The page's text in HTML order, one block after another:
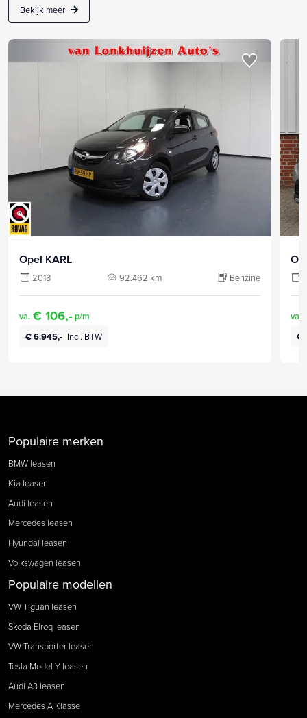
Bekijk meer
Opel KARL
2018 92.462 km Benzine
va. € 106,- p/m
€ 6.945,- Incl. BTW
va.
€
Populaire merken
BMW leasen
Kia leasen
Audi leasen
Mercedes leasen
Hyundai leasen
Volkswagen leasen
Populaire modellen
VW Tiguan leasen
Skoda Elroq leasen
VW Transporter leasen
Tesla Model Y leasen
Audi A3 leasen
Mercedes A Klasse